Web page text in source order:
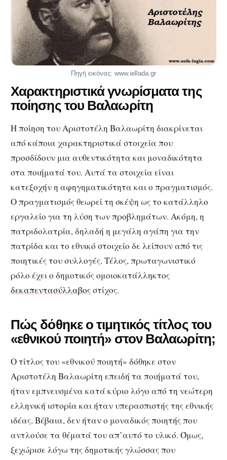
Πηγή εικόνας: www.iellada.gr
Χαρακτηριστικά γνωρίσματα της
ποίησης του Βαλαωρίτη
Η ποίηση του Αριστοτέλη Βαλαωρίτη διακρίνεται
από κάποια χαρακτηριστικά στοιχεία που
προσδίδουν μια αυθεντικότητα και μοναδικότητα
στα ποιήματά του. Αυτά τα στοιχεία είναι
κατεξοχήν η αφηγηματικότητα και ο πραγματισμός.
Ο πραγματισμός θεωρεί τη σκέψη ως το κατάλληλο
εργαλείο για τη λύση των προβλημάτων. Ακόμη, η
πατριδολατρία, δηλαδή η μεγάλη αγάπη για την
πατρίδα και το εθνικό στοιχείο δε λείπουν από τις
ποιητικές του συλλογές. Τέλος, πρωταγωνιστικό
ρόλο έχει ο δημοτικός ομοιοκατάλληκτος
δεκαπεντασύλλαβοςστίχος.
Πώς δόθηκε ο τιμητικός τίτλος του
«εθνικού ποιητή» στον Βαλαωρίτη;
Ο τίτλος του «εθνικού ποιητή» δόθηκε στον
Αριστοτέλη Βαλαωρίτη επειδή τα ποιήματά του,
ήταν εμπνευσμένα κατά κύριο λόγο από τη νεώτερη
ελληνική ιστορία και ήταν υπερασπιστής της εθνικής
ιδέας. Βέβαια, δεν ήταν ο μοναδικός ποιητής που
αντλούσε τα θέματά του απ’αυτό το υλικό. Όμως,
ξεχώρισε λόγω της δημοτικής γλώσσας που